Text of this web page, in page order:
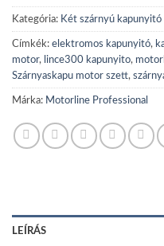
Kategória: Két szárnyú
Címkék: elektromos kapunyitó,
motor, lince300 kapunyito,
Szárnyaskapu motor szett,
Márka: Motorline Professional
LEÍRÁS